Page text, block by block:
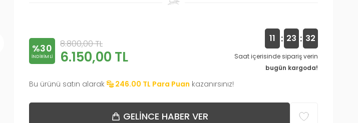
%30
INDIRIMLI
8.800,00TL
6.150,00 TL
11 : 23 : 31
Saat içerisinde sipariş verin
bugün kargoda!
Bu ürünü satın alarak 246.00 TL Para Puan kazanırsınız!
GELINCE HABER VER